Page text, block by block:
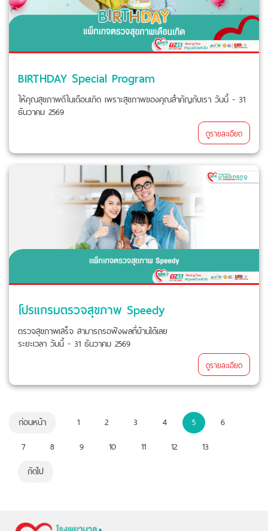
BIRTHDAY Special Program
ให้คุณสุขภาพดีในเดือนเกิด เพราะสุขภาพของคุณสำคัญกับเรา วันนี้ - 31
ธันวาคม 2569
ดูรายละเอียด
โปรแกรมตรวจสุขภาพ Speedy
ตรวจสุขภาพเสร็จ สามารถรอฟังผลที่บ้านได้เลย
ระยะเวลา วันนี้ - 31 ธันวาคม 2569
ดูรายละเอียด
ก่อนหน้า 1 2 3 4 5
6
7
8 9 10 11 12
13
ถัดไป